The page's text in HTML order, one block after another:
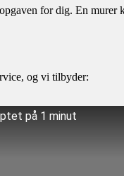
for dig. En murer
og vi tilbyder:
på 1 minut